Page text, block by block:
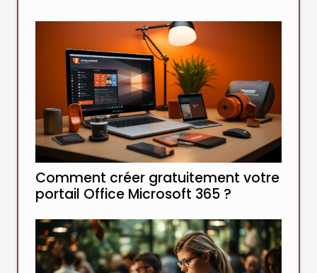
Comment créer gratuitement votre
portail Office Microsoft 365 ?